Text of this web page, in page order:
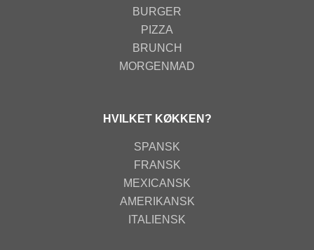
BURGER
PIZZA
BRUNCH
MORGENMAD
HVILKET KØKKEN?
SPANSK
FRANSK
MEXICANSK
AMERIKANSK
ITALIENSK